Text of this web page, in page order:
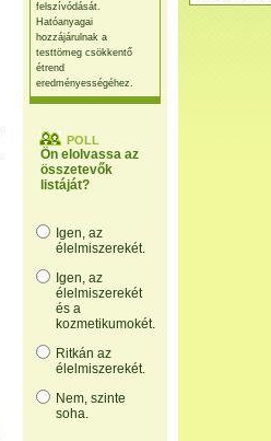
felszívódását.
Hatóanyagai
hozzájárulnak a
testtömeg csökkentő
étrend
eredményességéhez.
POLL
Ön elolvassa az
összetevők
listáját?
Igen, az
élelmiszerekét.
Igen, az
élelmiszerekét
és a
kozmetikumokét.
Ritkán az
élelmiszerekét.
Nem, szinte
soha.